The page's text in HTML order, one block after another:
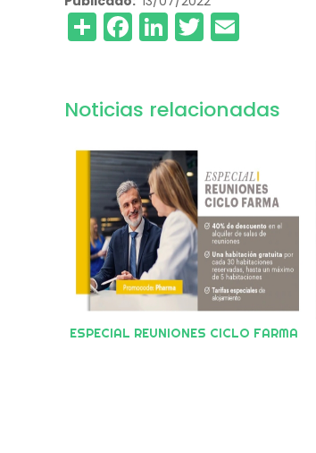
ShareFacebook
LinkedIn
Twitter
Noticias relacionadas
ESPECIAL REUNIONES CICLO FARMA